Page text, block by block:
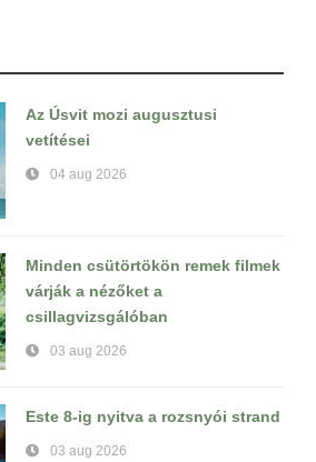
Az Úsvit mozi augusztusi
vetítései
04 aug 2026
Minden csütörtökön remek filmek
várják a nézőket a
csillagvizsgálóban
03 aug 2026
Este 8-ig nyitva a rozsnyói strand
03 aug 2026